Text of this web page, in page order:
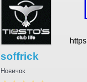
soffrick
Новичок